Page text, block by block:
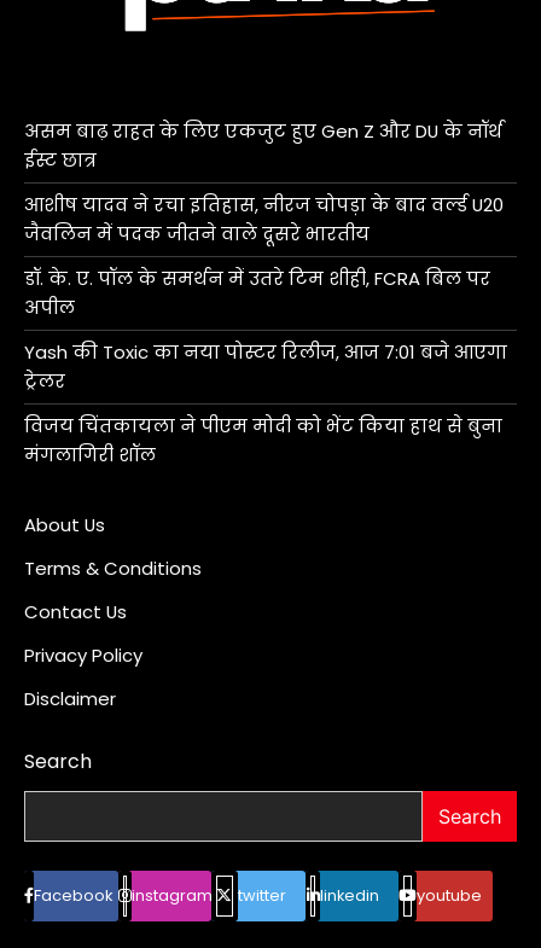
असम बाढ़ राहत के लिए एकजुट हुए Gen Z और DU के नॉर्थ
ईस्ट छात्र
आशीष यादव ने रचा इतिहास, नीरज चोपड़ा के बाद वर्ल्ड U20
जैवलिन में पदक जीतने वाले दूसरे भारतीय
डॉ. के. ए. पॉल के समर्थन में उतरे टिम शीही, FCRA बिल पर
अपील
Yash की Toxic का नया पोस्टर रिलीज, आज 7:01 बजे आएगा
ट्रेलर
विजय चिंतकायला ने पीएम मोदी को भेंट किया हाथ से बुना
मंगलागिरी शॉल
About Us
Terms & Conditions
Contact Us
Privacy Policy
Disclaimer
Search
Search
Facebook instagram twitter linkedin youtube